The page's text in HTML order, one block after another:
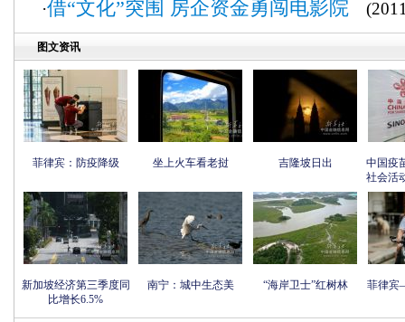
·借“文化”突围 房企资金勇闯电影院
图文资讯
菲律宾：防疫降级 坐上火车看老挝 吉隆坡日出
中国疫
社会活
新加坡经济第三季度同
比增长6.5%
南宁：城中生态美 “海岸卫士”红树林 菲律宾